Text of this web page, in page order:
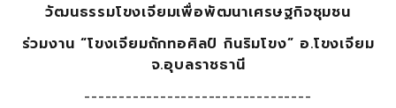
วัฒนธรรมโขงเจียมเพื่อพัฒนาเศรษฐกิจชุมชน
ร่วมงาน “โขงเจียมถักทอศิลป์ กินริมโขง” อ.โขงเจียม
จ.อุบลราชธานี
---------------------------------